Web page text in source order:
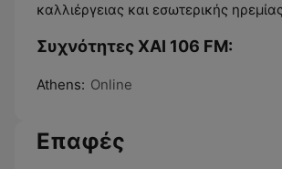
καλλιέργειας και εσωτερικής
Συχνότητες XAI 106 FM:
Athens: Online
Επαφές